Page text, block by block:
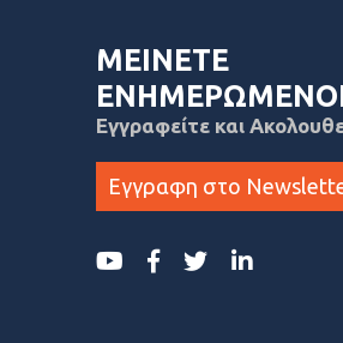
ΜΕΙΝΕΤΕ
Εγγραφείτε και
Εγγραφη στο